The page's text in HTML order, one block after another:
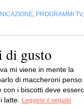
PROGRAMMI TV
di gusto
mi viene in mente la
di maccheroni penso
con i biscotti deve
latte.
Leggere il seguito